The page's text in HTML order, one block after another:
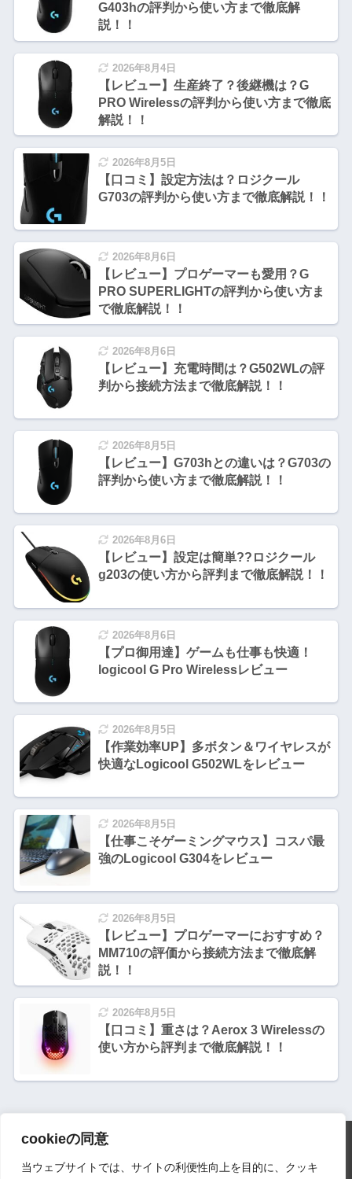
cookieの同意
当ウェブサイトでは、サイトの利便性向上を目的に、クッキ
G403hの評判から使い方まで徹底解
説！！
2026年8月4日
【レビュー】生産終了？後継機は？G
PRO Wirelessの評判から使い方まで徹底
解説！！
2026年8月5日
【口コミ】設定方法は？ロジクール
G703の評判から使い方まで徹底解説！！
2026年8月6日
【レビュー】プロゲーマーも愛用？G
PRO SUPERLIGHTの評判から使い方ま
で徹底解説！！
2026年8月6日
【レビュー】充電時間は？G502WLの評
判から接続方法まで徹底解説！！
2026年8月5日
【レビュー】G703hとの違いは？G703の
評判から使い方まで徹底解説！！
2026年8月6日
【レビュー】設定は簡単??ロジクール
g203の使い方から評判まで徹底解説！！
2026年8月6日
【プロ御用達】ゲームも仕事も快適！
logicool G Pro Wirelessレビュー
2026年8月5日
【作業効率UP】多ボタン＆ワイヤレスが
快適なLogicool G502WLをレビュー
2026年8月5日
【仕事こそゲーミングマウス】コスパ最
強のLogicool G304をレビュー
2026年8月5日
【レビュー】プロゲーマーにおすすめ？
MM710の評価から接続方法まで徹底解
説！！
2026年8月5日
【口コミ】重さは？Aerox 3 Wirelessの
使い方から評判まで徹底解説！！